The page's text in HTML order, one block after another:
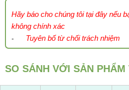
Hãy báo cho chúng tôi tại đây nếu
không chính xác
- Tuyên bố từ chối trách nhiệm
SO SÁNH VỚI SẢN